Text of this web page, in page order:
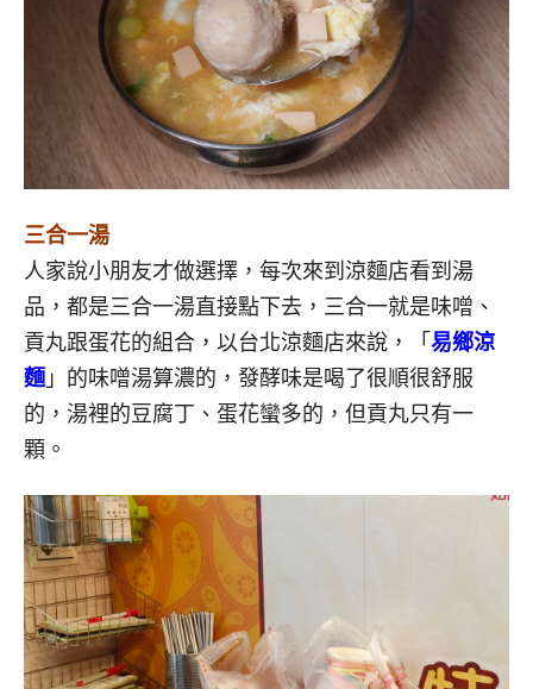
三合一湯
人家說小朋友才做選擇，每次來到涼麵店看到湯
品，都是三合一湯直接點下去，三合一就是味噌、
貢丸跟蛋花的組合，以台北涼麵店來說，「 易鄉涼
麵 」的味噌湯算濃的，發酵味是喝了很順很舒服
的，湯裡的豆腐丁、蛋花蠻多的，但貢丸只有一
顆。